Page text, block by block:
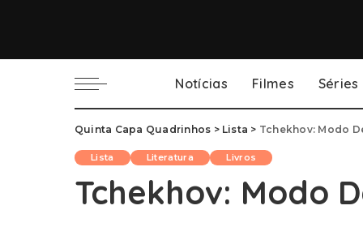
Notícias Filmes Séries
Quinta Capa Quadrinhos > Lista > Tchekhov: Modo
Lista Literatura Livros
Tchekhov: Modo